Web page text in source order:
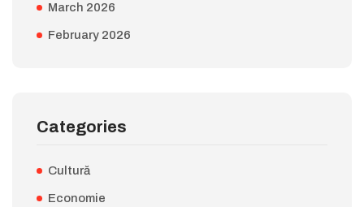
March 2026
February 2026
Categories
Cultură
Economie